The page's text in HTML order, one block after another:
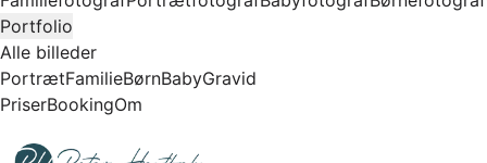
Portfolio
Alle billeder
PortrætFamilieBørnBabyGravid
PriserBookingOm